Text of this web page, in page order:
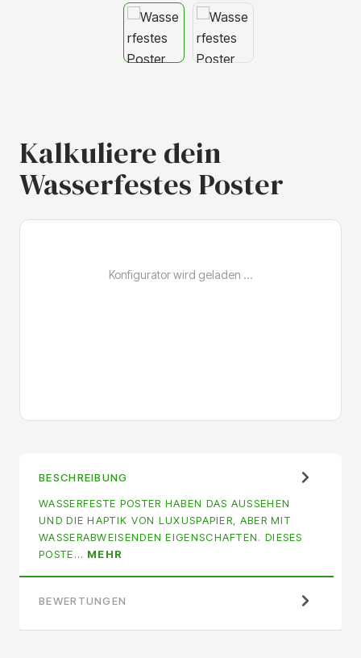
Kalkuliere dein
Wasserfestes Poster
BESCHREIBUNG
WASSERFESTE POSTER HABEN DAS AUSSEHEN
UND DIE HAPTIK VON LUXUSPAPIER, ABER MIT
WASSERABWEISENDEN EIGENSCHAFTEN. DIESES
POSTE… MEHR
BEWERTUNGEN